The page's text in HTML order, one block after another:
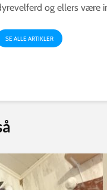
og ellers være
SE ALLE ARTIKLER